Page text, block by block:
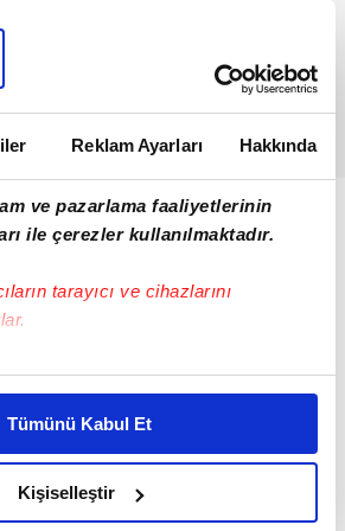
Reklam Ayarları Hakkında
ve pazarlama faaliyetlerinin
ile çerezler kullanılmaktadır.
tarayıcı ve cihazlarını
halinde sizlere özel
yaşatabiliriz. Bunu yaparken
iyi bir reklam deneyimi sunmak
iyi içerikleri sunabilmek adına
gösterdiğimizi ve bu noktada,
Tümünü Kabul Et
Kişiselleştir